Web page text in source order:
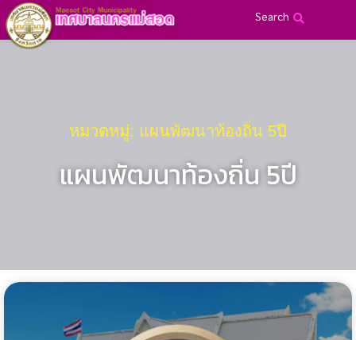
Search
หมวดหมู่: แผนพัฒนาท้องถิ่น 5ปี
แผนพัฒนาท้องถิ่น 5ปี